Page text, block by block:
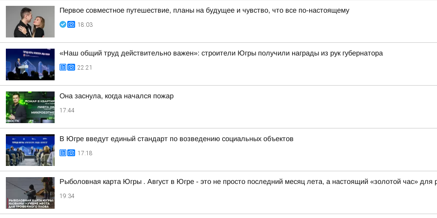
Первое совместное путешествие, планы на будущее и чувство, что все по-настоящему
18:03
«Наш общий труд действительно важен»: строители Югры получили награды из рук губернатора
22:21
Она заснула, когда начался пожар
17:44
В Югре введут единый стандарт по возведению социальных объектов
17:18
Рыболовная карта Югры . Август в Югре - это не просто последний месяц лета, а настоящий «золотой час» для
19:34